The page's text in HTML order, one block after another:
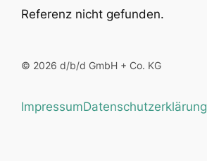
Referenz nicht gefunden.
© 2026 d/b/d GmbH + Co. KG
ImpressumDatenschutzerklärung